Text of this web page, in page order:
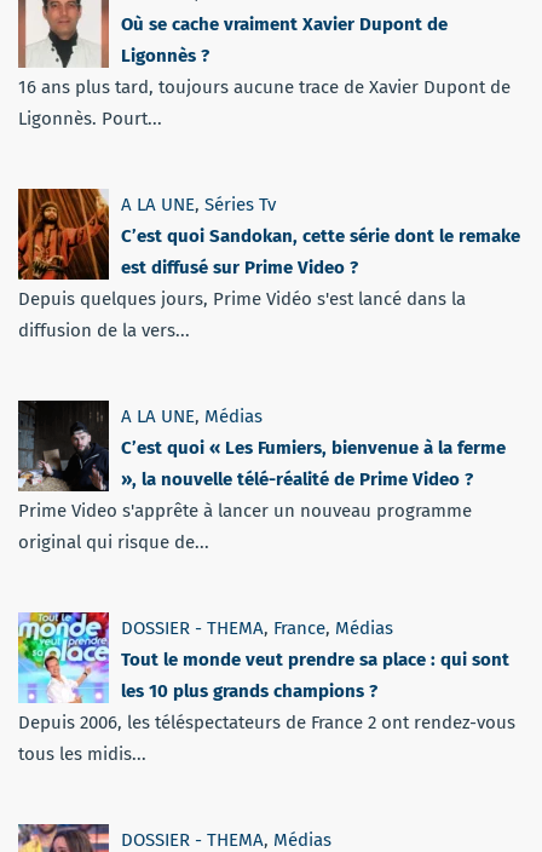
Où se cache vraiment Xavier Dupont de
Ligonnès ?
16 ans plus tard, toujours aucune trace de Xavier Dupont de
Ligonnès. Pourt...
A LA UNE, Séries Tv
C’est quoi Sandokan, cette série dont le remake
est diffusé sur Prime Video ?
Depuis quelques jours, Prime Vidéo s'est lancé dans la
diffusion de la vers...
A LA UNE, Médias
C’est quoi « Les Fumiers, bienvenue à la ferme
», la nouvelle télé-réalité de Prime Video ?
Prime Video s'apprête à lancer un nouveau programme
original qui risque de...
DOSSIER - THEMA, France, Médias
Tout le monde veut prendre sa place : qui sont
les 10 plus grands champions ?
Depuis 2006, les téléspectateurs de France 2 ont rendez-vous
tous les midis...
DOSSIER - THEMA, Médias